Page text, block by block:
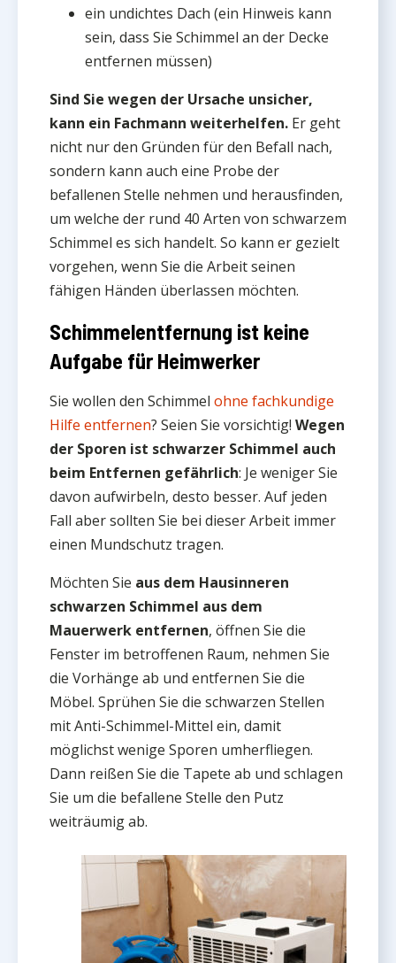
ein undichtes Dach (ein Hinweis kann
sein, dass Sie Schimmel an der Decke
entfernen müssen)
Sind Sie wegen der Ursache unsicher,
kann ein Fachmann weiterhelfen. Er geht
nicht nur den Gründen für den Befall nach,
sondern kann auch eine Probe der
befallenen Stelle nehmen und herausfinden,
um welche der rund 40 Arten von schwarzem
Schimmel es sich handelt. So kann er gezielt
vorgehen, wenn Sie die Arbeit seinen
fähigen Händen überlassen möchten.
Schimmelentfernung ist keine
Aufgabe für Heimwerker
Sie wollen den Schimmel ohne fachkundige
Hilfe entfernen? Seien Sie vorsichtig! Wegen
der Sporen ist schwarzer Schimmel auch
beim Entfernen gefährlich: Je weniger Sie
davon aufwirbeln, desto besser. Auf jeden
Fall aber sollten Sie bei dieser Arbeit immer
einen Mundschutz tragen.
Möchten Sie aus dem Hausinneren
schwarzen Schimmel aus dem
Mauerwerk entfernen, öffnen Sie die
Fenster im betroffenen Raum, nehmen Sie
die Vorhänge ab und entfernen Sie die
Möbel. Sprühen Sie die schwarzen Stellen
mit Anti-Schimmel-Mittel ein, damit
möglichst wenige Sporen umherfliegen.
Dann reißen Sie die Tapete ab und schlagen
Sie um die befallene Stelle den Putz
weiträumig ab.